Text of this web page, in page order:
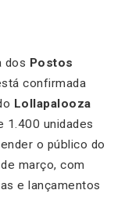
dos Postos
confirmada
Lollapalooza
1.400 unidades
o público do
março, com
e lançamentos